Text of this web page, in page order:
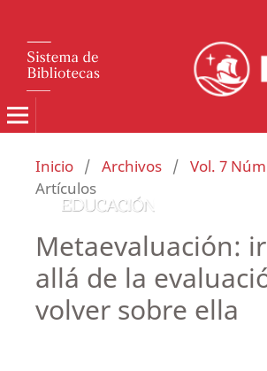
Inicio / Archivos / Vol. 7
Artículos
Metaevaluación:
allá de la
volver sobre ella